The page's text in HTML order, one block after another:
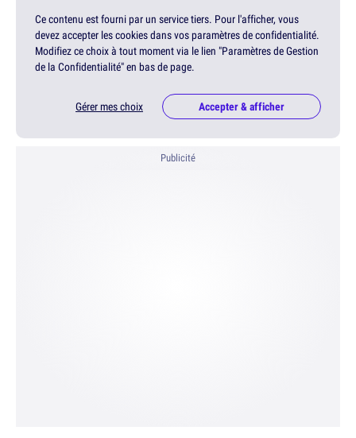
Ce contenu est fourni par un service tiers. Pour l'afficher, vous
devez accepter les cookies dans vos paramètres de confidentialité.
Modifiez ce choix à tout moment via le lien "Paramètres de Gestion
de la Confidentialité" en bas de page.
Gérer mes choix Accepter & afficher
Publicité